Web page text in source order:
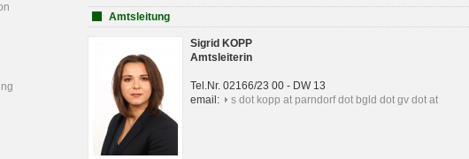
Amtsleitung
Sigrid KOPP
Amtsleiterin
Tel.Nr. 02166/23 00 - DW 13
email:
s dot kopp at parndorf dot bgld dot gv dot at